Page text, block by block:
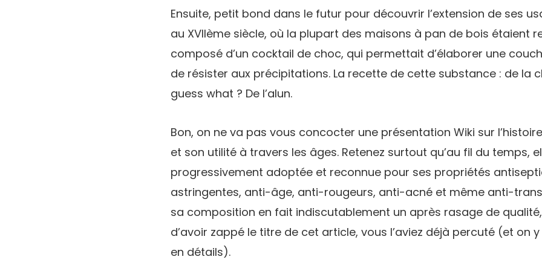
Ensuite, petit bond dans le futur pour découvrir l’extension de ses
au XVIIème siècle, où la plupart des maisons à pan de bois étaient
composé d’un cocktail de choc, qui permettait d’élaborer une
de résister aux précipitations. La recette de cette substance : de la
guess what ? De l’alun.
Bon, on ne va pas vous concocter une présentation Wiki sur
et son utilité à travers les âges. Retenez surtout qu’au fil du temps,
progressivement adoptée et reconnue pour ses propriétés
astringentes, anti-âge, anti-rougeurs, anti-acné et même anti-
sa composition en fait indiscutablement un après rasage de
d’avoir zappé le titre de cet article, vous l’aviez déjà percuté (et on
en détails).